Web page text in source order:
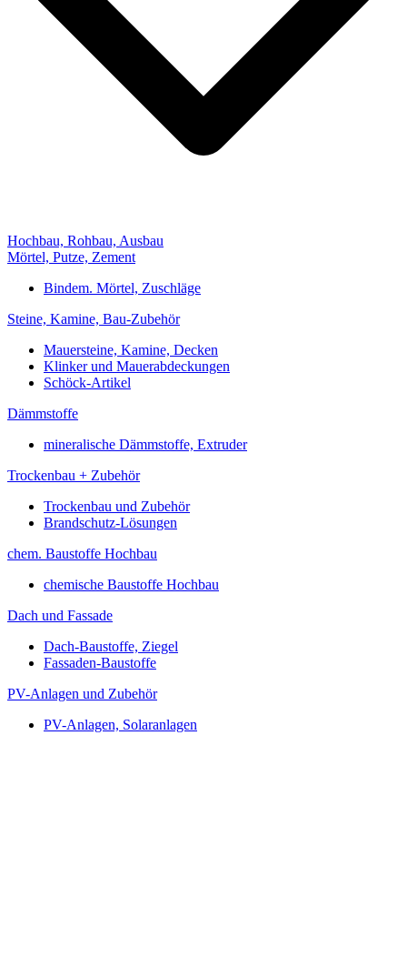
Hochbau, Rohbau, Ausbau
Mörtel, Putze, Zement
Bindem. Mörtel, Zuschläge
Steine, Kamine, Bau-Zubehör
Mauersteine, Kamine, Decken
Klinker und Mauerabdeckungen
Schöck-Artikel
Dämmstoffe
mineralische Dämmstoffe, Extruder
Trockenbau + Zubehör
Trockenbau und Zubehör
Brandschutz-Lösungen
chem. Baustoffe Hochbau
chemische Baustoffe Hochbau
Dach und Fassade
Dach-Baustoffe, Ziegel
Fassaden-Baustoffe
PV-Anlagen und Zubehör
PV-Anlagen, Solaranlagen